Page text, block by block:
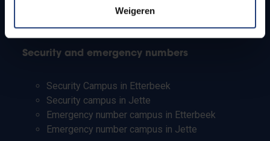
Weigeren
Working students
Security and emergency numbers
Security Campus in Etterbeek
Security campus in Jette
Emergency number campus in Etterbeek
Emergency number campus in Jette